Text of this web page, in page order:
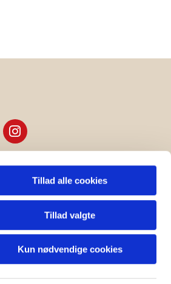
Tillad alle cookies
Tillad valgte
Kun nødvendige cookies